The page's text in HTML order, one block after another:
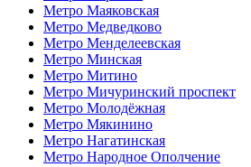
Метро Маяковская
Метро Медведково
Метро Менделеевская
Метро Минская
Метро Митино
Метро Мичуринский проспект
Метро Молодёжная
Метро Мякинино
Метро Нагатинская
Метро Народное Ополчение